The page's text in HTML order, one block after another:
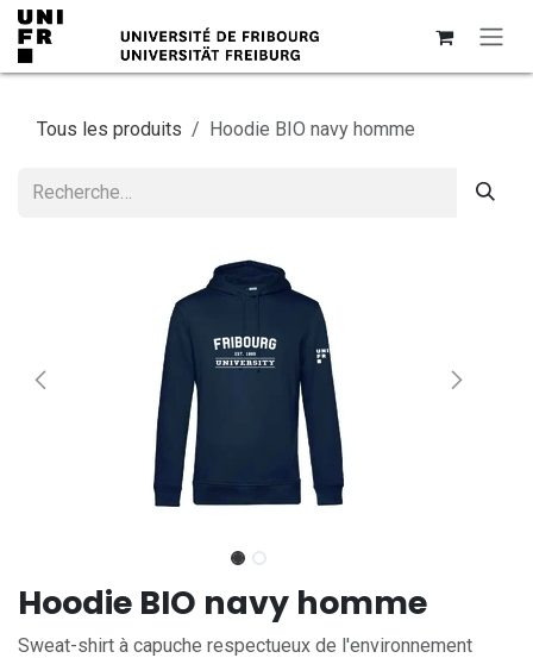
Se rendre au contenu
Tous les produits Hoodie BIO navy homme
Hoodie BIO navy homme
Sweat-shirt à capuche respectueux de l'environnement